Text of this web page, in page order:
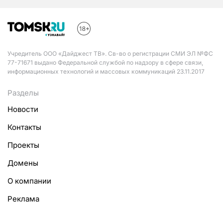
Учредитель ООО «Дайджест ТВ». Св-во о регистрации СМИ ЭЛ №ФС
77-71671 выдано Федеральной службой по надзору в сфере связи,
информационных технологий и массовых коммуникаций 23.11.2017
Разделы
Новости
Контакты
Проекты
Домены
О компании
Реклама